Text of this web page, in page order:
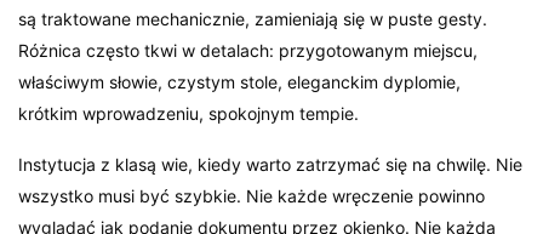
są traktowane mechanicznie, zamieniają się w puste gesty.
Różnica często tkwi w detalach: przygotowanym miejscu,
właściwym słowie, czystym stole, eleganckim dyplomie,
krótkim wprowadzeniu, spokojnym tempie.
Instytucja z klasą wie, kiedy warto zatrzymać się na chwilę. Nie
wszystko musi być szybkie. Nie każde wręczenie powinno
wyglądać jak podanie dokumentu przez okienko. Nie każda